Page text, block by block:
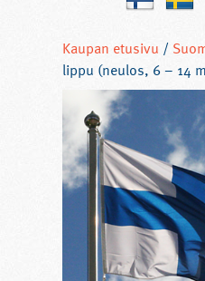
Kaupan etusivu /
lippu (neulos, 6 – 14